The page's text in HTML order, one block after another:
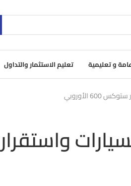
و تعليمية تعليم الاستثمار والتداول
الأوروبي
واستقرار